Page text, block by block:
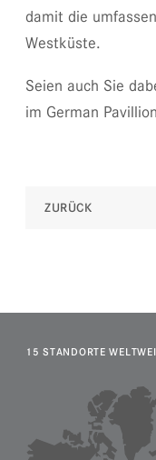
damit die
Westküste.
Seien auch Sie
im German
ZURÜCK
15 STANDORTE